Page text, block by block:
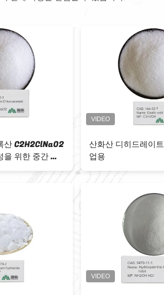
투명 자외선 보
화 99,5%
CAS 1314-13-2
진크 산화물 파우더
용